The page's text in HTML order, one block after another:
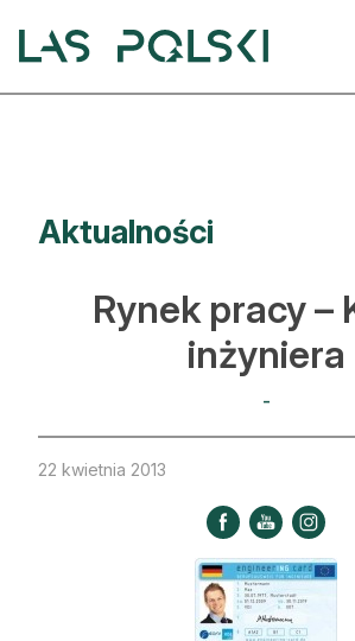
Artykuły
Hodowla lasu
Ochrona lasu
Nowe technologie
Kultura i historia
Strefa eksperta
Aktualności
Rynek pracy –
inżyniera
-
22 kwietnia 2013